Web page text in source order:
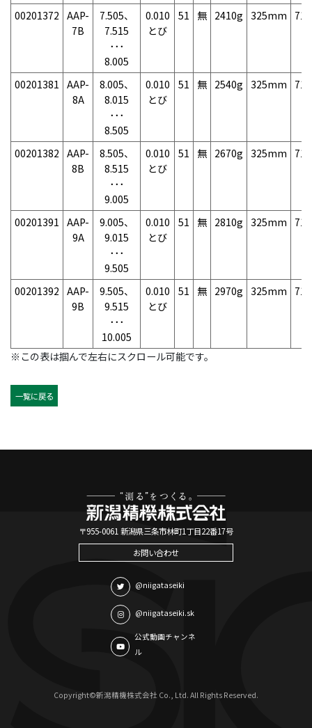
00201372 AAP-
7B
7.505、
7.515
･･･
8.005
0.010
とび
51 無 2410g 325mm
00201381 AAP-
8A
8.005、
8.015
･･･
8.505
0.010
とび
51 無 2540g 325mm
00201382 AAP-
8B
8.505、
8.515
･･･
9.005
0.010
とび
51 無 2670g 325mm
00201391 AAP-
9A
9.005、
9.015
･･･
9.505
0.010
とび
51 無 2810g 325mm
00201392 AAP-
9B
9.505、
9.515
･･･
10.005
0.010
とび
51 無 2970g 325mm
※この表は掴んで左右にスクロール可能です。
一覧に戻る
〒955-0061 新潟県三条市林町1丁目22番17号
お問い合わせ
@niigataseiki
@niigataseiki.sk
公式動画チャンネ
ル
Copyright©新潟精機株式会社 Co., Ltd. All Rights Reserved.